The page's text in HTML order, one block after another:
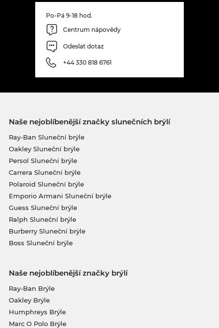
Po-Pá 9-18 hod.
Centrum nápovědy
Odeslat dotaz
+44 330 818 6761
Naše nejoblíbenější značky slunečních brýlí
Ray-Ban Sluneční brýle
Oakley Sluneční brýle
Persol Sluneční brýle
Carrera Sluneční brýle
Polaroid Sluneční brýle
Emporio Armani Sluneční brýle
Guess Sluneční brýle
Ralph Sluneční brýle
Burberry Sluneční brýle
Boss Sluneční brýle
Naše nejoblíbenější značky brýlí
Ray-Ban Brýle
Oakley Brýle
Humphreys Brýle
Marc O Polo Brýle